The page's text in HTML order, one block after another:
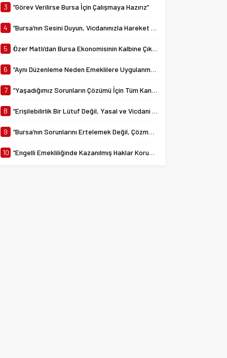
yürürlüğe giren 7538...
3 “Görev Verilirse Bursa İçin Çalışmaya Hazırız”
4 “Bursa’nın Sesini Duyun, Vicdanınızla Hareket Edin”
5 Özer Matlı’dan Bursa Ekonomisinin Kalbine Çıkarma
6 “Aynı Düzenleme Neden Emeklilere Uygulanmadı?”
7 “Yaşadığımız Sorunların Çözümü İçin Tüm Kanalları Denedik”
8 “Erişilebilirlik Bir Lütuf Değil, Yasal ve Vicdani Bir Sorumluluktur”
9 “Bursa’nın Sorunlarını Ertelemek Değil, Çözmek İçin Yola Çıktık”
10 “Engelli Emekliliğinde Kazanılmış Haklar Korunmalı, Belirsizlikler Son Bulmalı”